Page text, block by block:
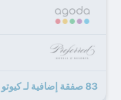
83 صفقة إضافية لـ كيوتو طوكيو هوتل